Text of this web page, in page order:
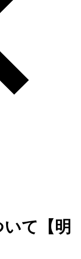
て【明